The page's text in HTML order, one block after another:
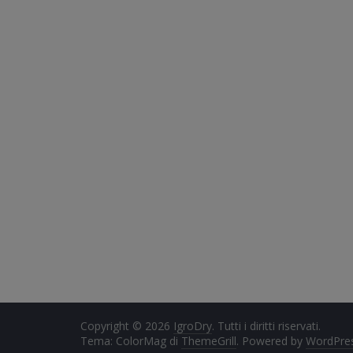
Copyright © 2026 IgroDry. Tutti i diritti riservati.
Tema: ColorMag di ThemeGrill. Powered by